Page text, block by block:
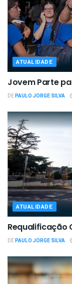
ATUALIDADE
Jovem Parte
DEPAULO JORGE SILVA
ATUALIDADE
Requalificação
DEPAULO JORGE SILVA